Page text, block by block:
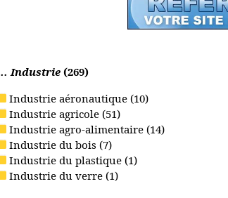
.. Industrie (269)
Industrie aéronautique (10)
Industrie agricole (51)
Industrie agro-alimentaire (14)
Industrie du bois (7)
Industrie du plastique (1)
Industrie du verre (1)